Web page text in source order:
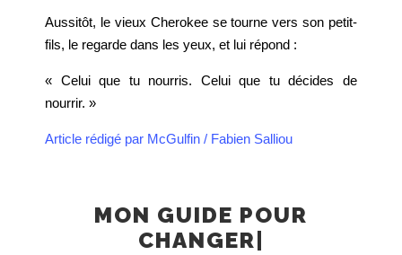
Aussitôt, le vieux Cherokee se tourne vers son petit-
fils, le regarde dans les yeux, et lui répond :
« Celui que tu nourris. Celui que tu décides de
nourrir. »
Article rédigé par McGulfin / Fabien Salliou
MON GUIDE POUR
CHANGER SON ANGLE DE